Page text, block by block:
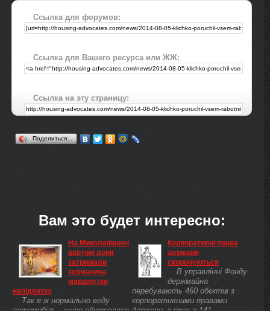
Ссылка для форумов:
Ссылка для Вашего ресурса или ЖЖ:
Ссылка на эту страницу:
Поделиться…
Вам это будет интересно:
На Миколаївщині
вартові доріг
затримали
керманича
маршрутки
напідпитку
Так я ж нормально веду
Корпоративні права
держави
скорочуються
В управлінні Фонду
держмайна
перебувають 460 обєктів з
корпоративними правами